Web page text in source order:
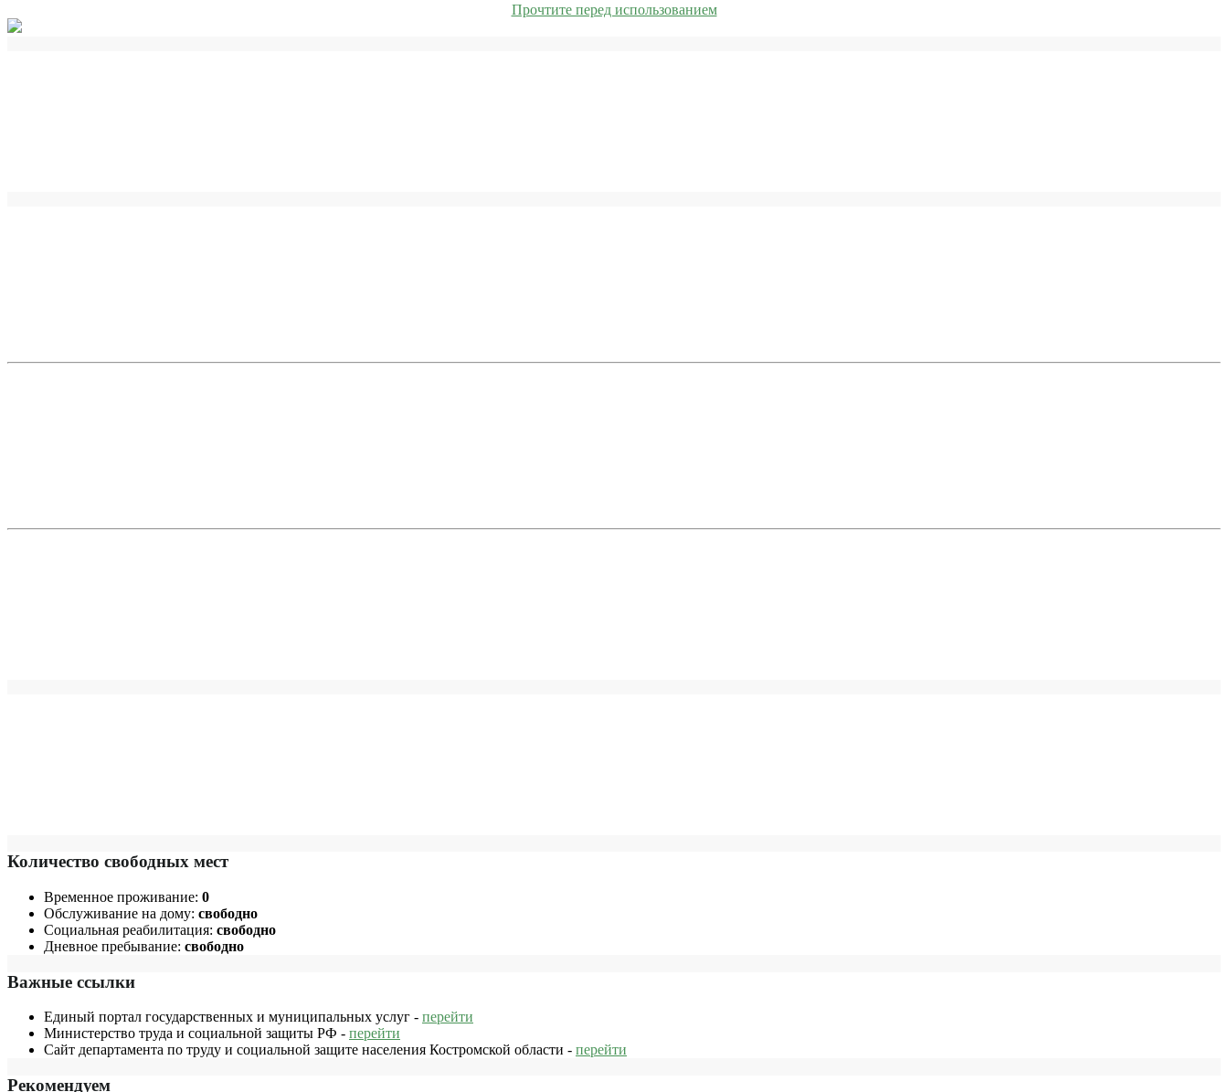
Прочтите перед использованием
Количество свободных мест
Временное проживание: 0
Обслуживание на дому: свободно
Социальная реабилитация: свободно
Дневное пребывание: свободно
Важные ссылки
Единый портал государственных и муниципальных услуг - перейти
Министерство труда и социальной защиты РФ - перейти
Сайт департамента по труду и социальной защите населения Костромской области - перейти
Рекомендуем